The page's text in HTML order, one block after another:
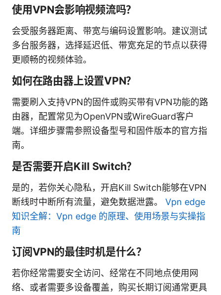
使用VPN会影响视频流吗？
会受服务器距离、带宽与编码设置影响。建议测试
多台服务器，选择延迟低、带宽充足的节点以获得
更顺畅的视频体验。
如何在路由器上设置VPN？
需要刷入支持VPN的固件或购买带有VPN功能的路
由器，配置常见为OpenVPN或WireGuard客户
端。详细步骤需参照设备型号和固件版本的官方指
南。
是否需要开启Kill Switch？
是的，若你关心隐私，开启Kill Switch能够在VPN
断线时中断所有流量，避免数据泄露。 Vpn edge
知识全解：Vpn edge 的原理、使用场景与实操指
南
订阅VPN的最佳时机是什么？
若你经常需要安全访问、经常在不同地点使用网
络、或者需要多设备覆盖，购买长期订阅通常更具